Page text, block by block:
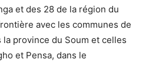
et des 28 de la région du
avec les communes de
la province du Soum et celles
et Pensa, dans le